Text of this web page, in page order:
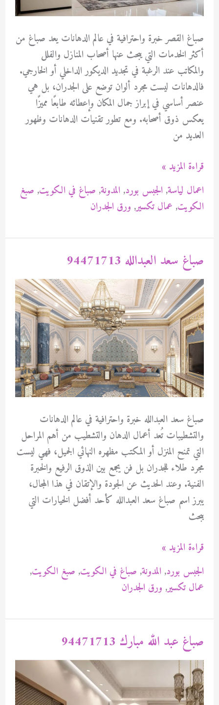
صباغ القصر خبرة واحترافية في عالم الدهانات يعد صباغ من
أكثر الخدمات التي يبحث عنها أصحاب المنازل والفلل
والمكاتب عند الرغبة في تجديد الديكور الداخلي أو الخارجي.
فالدهانات ليست مجرد ألوان توضع على الجدران، بل هي
عنصر أساسي في إبراز جمال المكان وإعطائه طابعًا مميزًا
يعكس ذوق أصحابه. ومع تطور تقنيات الدهانات وظهور
العديد من
صباغ
القصر
94471713
قراءة المزيد »
اعمال لياسة, الجبس بورد, المدونة, صباغ في الكويت, صبغ
الكويت, عمال تكسير, ورق الجدران
صباغ سعد العبدالله 94471713
صباغ سعد العبدالله خبرة واحترافية في عالم الدهانات
والتشطيبات تُعد أعمال الدهان والتشطيب من أهم المراحل
التي تمنح المنزل أو المكتب مظهره النهائي الجميل، فهي ليست
مجرد طلاء للجدران بل فن يجمع بين الذوق الرفيع والخبرة
الفنية. وعند الحديث عن الجودة والإتقان في هذا المجال،
يبرز اسم صباغ سعد العبدالله كأحد أفضل الخيارات التي
يبحث
صباغ
سعد
العبدالله
94471713
قراءة المزيد »
الجبس بورد, المدونة, صباغ في الكويت, صبغ الكويت,
عمال تكسير, ورق الجدران
صباغ عبد الله مبارك 94471713